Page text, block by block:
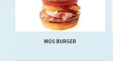
MOS BURGER